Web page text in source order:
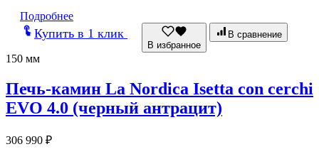
Подробнее
Купить в 1 клик
В избранное
В сравнение
150 мм
Печь-камин La Nordica Isetta con cerchi
EVO 4.0 (черный антрацит)
306 990 ₽